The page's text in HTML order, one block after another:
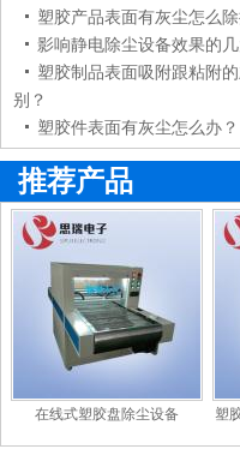
塑胶产品表面有灰尘怎么除
影响静电除尘设备效果的
塑胶制品表面吸附跟粘附
别？
塑胶件表面有灰尘怎么办？
推荐产品
在线式塑胶盘除尘设备
塑